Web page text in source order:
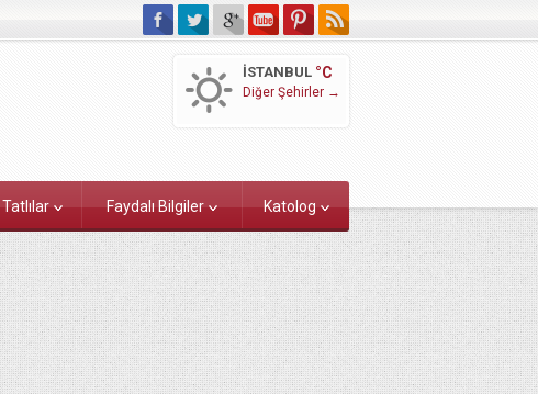
İSTANBUL °C
Diğer Şehirler →
Tatlılar Faydalı Bilgiler Katolog